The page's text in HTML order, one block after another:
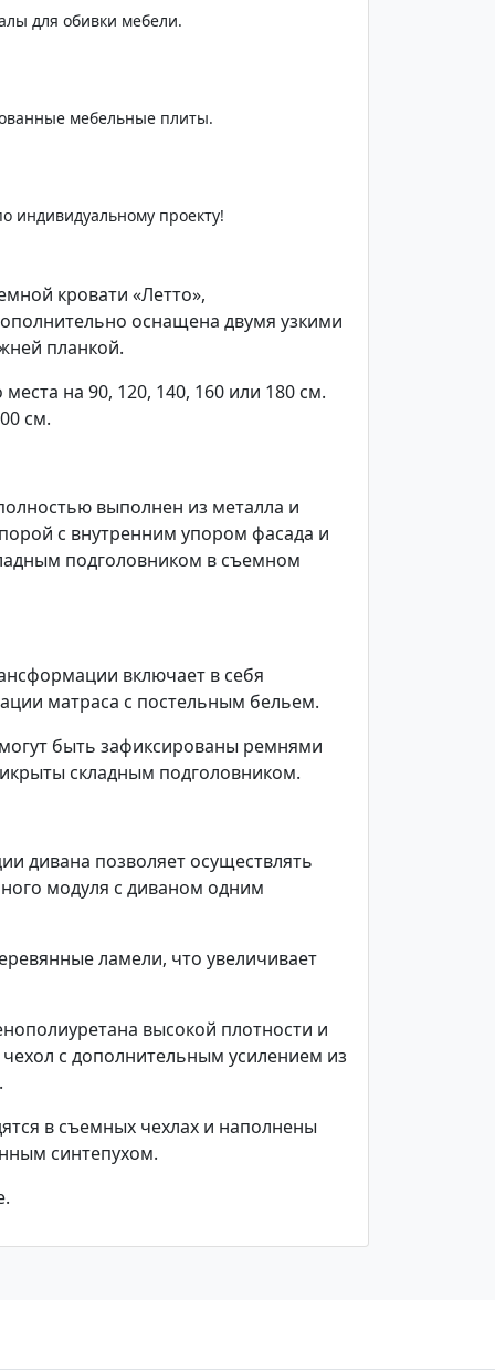
для обивки мебели.
мебельные плиты.
индивидуальному проекту!
кровати «Летто»,
оснащена двумя узкими
планкой.
на 90, 120, 140, 160 или 180 см.
см.
выполнен из металла и
с внутренним упором фасада и
подголовником в съемном
включает в себя
матраса с постельным бельем.
быть зафиксированы ремнями
складным подголовником.
дивана позволяет осуществлять
модуля с диваном одним
ламели, что увеличивает
высокой плотности и
с дополнительным усилением из
в съемных чехлах и наполнены
синтепухом.